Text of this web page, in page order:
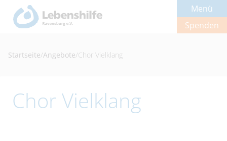
Menü
Spenden
Startseite/Angebote/Chor Vielklang
Chor Vielklang